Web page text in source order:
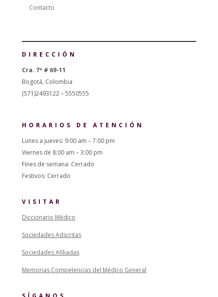
Contacto
DIRECCIÓN
Cra. 7ª # 69-11
Bogotá, Colombia
(571)2493122 – 5550555
HORARIOS DE ATENCIÓN
Lunes a jueves: 9:00 am – 7:00 pm
Viernes de 8:00 am – 3:00 pm
Fines de semana: Cerrado
Festivos: Cerrado
VISITAR
Diccionario Médico
Sociedades Adscritas
Sociedades Afiliadas
Memorias Competencias del Médico General